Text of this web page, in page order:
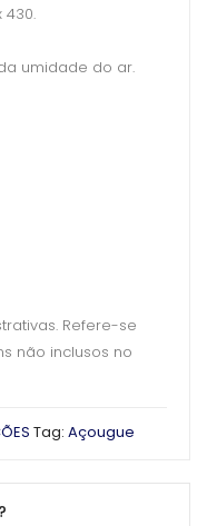
umidade do ar.
Refere-se
não inclusos no
Tag: Açougue